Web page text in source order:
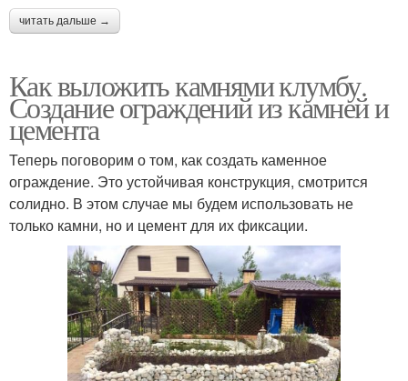
читать дальше →
Как выложить камнями клумбу.
Создание ограждений из камней и
цемента
Теперь поговорим о том, как создать каменное
ограждение. Это устойчивая конструкция, смотрится
солидно. В этом случае мы будем использовать не
только камни, но и цемент для их фиксации.